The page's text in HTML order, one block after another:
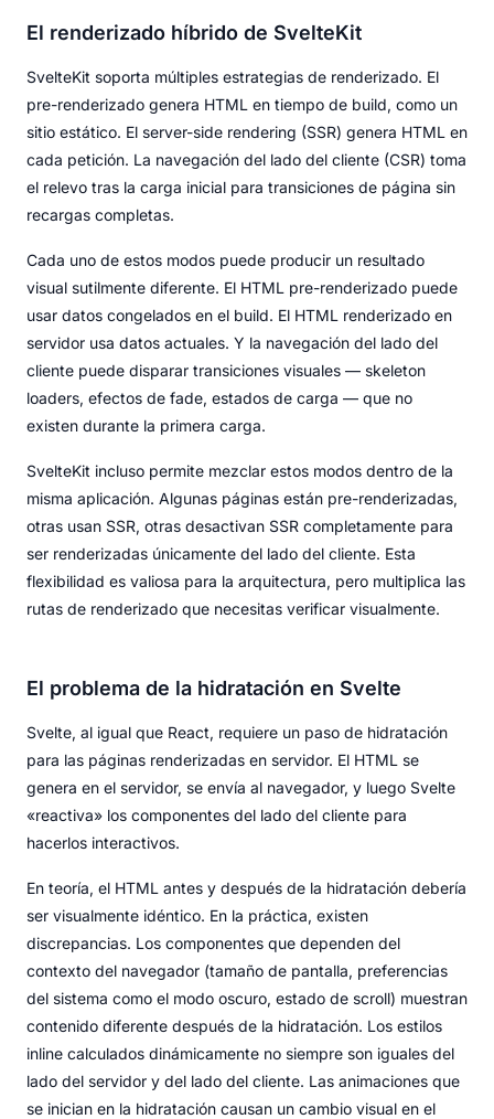
El renderizado híbrido de SvelteKit
SvelteKit soporta múltiples estrategias de renderizado. El
pre-renderizado genera HTML en tiempo de build, como un
sitio estático. El server-side rendering (SSR) genera HTML en
cada petición. La navegación del lado del cliente (CSR) toma
el relevo tras la carga inicial para transiciones de página sin
recargas completas.
Cada uno de estos modos puede producir un resultado
visual sutilmente diferente. El HTML pre-renderizado puede
usar datos congelados en el build. El HTML renderizado en
servidor usa datos actuales. Y la navegación del lado del
cliente puede disparar transiciones visuales — skeleton
loaders, efectos de fade, estados de carga — que no
existen durante la primera carga.
SvelteKit incluso permite mezclar estos modos dentro de la
misma aplicación. Algunas páginas están pre-renderizadas,
otras usan SSR, otras desactivan SSR completamente para
ser renderizadas únicamente del lado del cliente. Esta
flexibilidad es valiosa para la arquitectura, pero multiplica las
rutas de renderizado que necesitas verificar visualmente.
El problema de la hidratación en Svelte
Svelte, al igual que React, requiere un paso de hidratación
para las páginas renderizadas en servidor. El HTML se
genera en el servidor, se envía al navegador, y luego Svelte
«reactiva» los componentes del lado del cliente para
hacerlos interactivos.
En teoría, el HTML antes y después de la hidratación debería
ser visualmente idéntico. En la práctica, existen
discrepancias. Los componentes que dependen del
contexto del navegador (tamaño de pantalla, preferencias
del sistema como el modo oscuro, estado de scroll) muestran
contenido diferente después de la hidratación. Los estilos
inline calculados dinámicamente no siempre son iguales del
lado del servidor y del lado del cliente. Las animaciones que
se inician en la hidratación causan un cambio visual en el